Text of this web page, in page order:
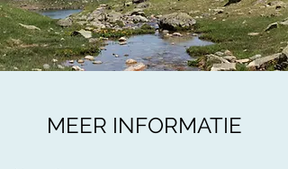
MEER INFORMATIE